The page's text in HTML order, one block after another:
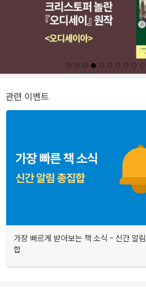
관련 이벤트
가장 빠르게 받아보는 책 소식 - 신간 알
합